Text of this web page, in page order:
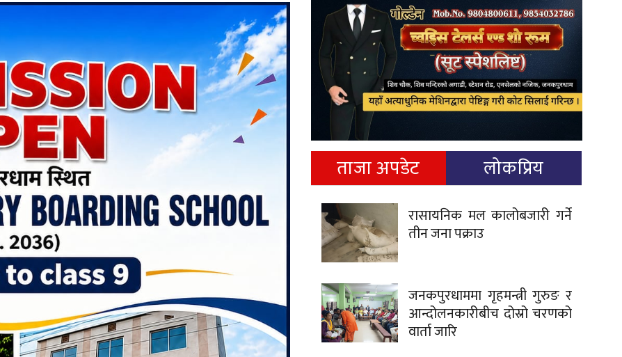
ताजा अपडेट लोकप्रिय
रासायनिक मल कालोबजारी गर्ने
तीन जना पक्राउ
जनकपुरधाममा गृहमन्त्री गुरुङ र
आन्दोलनकारीबीच दोस्रो चरणको
वार्ता जारि